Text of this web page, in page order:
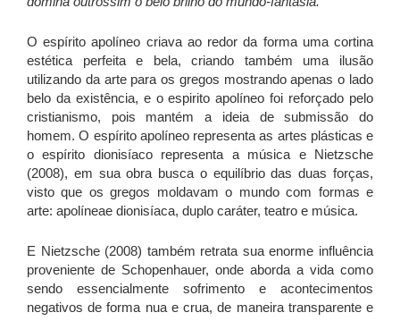
O espírito apolíneo criava ao redor da forma uma cortina
estética perfeita e bela, criando também uma ilusão
utilizando da arte para os gregos mostrando apenas o lado
belo da existência, e o espirito apolíneo foi reforçado pelo
cristianismo, pois mantém a ideia de submissão do
homem. O espírito apolíneo representa as artes plásticas e
o espírito dionisíaco representa a música e Nietzsche
(2008), em sua obra busca o equilíbrio das duas forças,
visto que os gregos moldavam o mundo com formas e
arte: apolíneae dionisíaca, duplo caráter, teatro e música.
E Nietzsche (2008) também retrata sua enorme influência
proveniente de Schopenhauer, onde aborda a vida como
sendo essencialmente sofrimento e acontecimentos
negativos de forma nua e crua, de maneira transparente e